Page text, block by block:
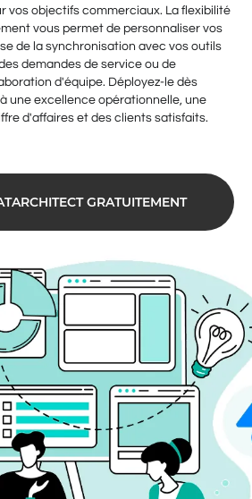
vos objectifs commerciaux. La flexibilité
vous permet de personnaliser vos
de la synchronisation avec vos outils
demandes de service ou de
d'équipe. Déployez-le dès
une excellence opérationnelle, une
d'affaires et des clients satisfaits.
GRATUITEMENT